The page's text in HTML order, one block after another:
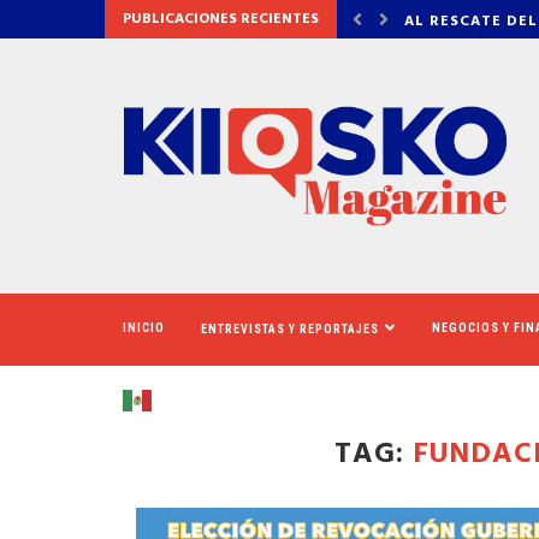
PUBLICACIONES RECIENTES
CINERAMA DOME VADHIR
INICIO ENTREVISTAS Y REPORTAJES NEGOCIOS Y
TAG: